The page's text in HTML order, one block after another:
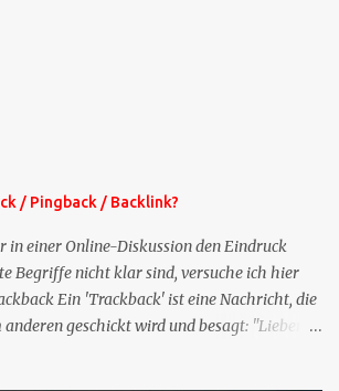
eine weitere Folge. Die Startsequenz ist 16
/ Pingback / Backlink?
in einer Online-Diskussion den Eindruck
Begriffe nicht klar sind, versuche ich hier
Ein 'Trackback' ist eine Nachricht, die
geschickt wird und besagt: "Lieber